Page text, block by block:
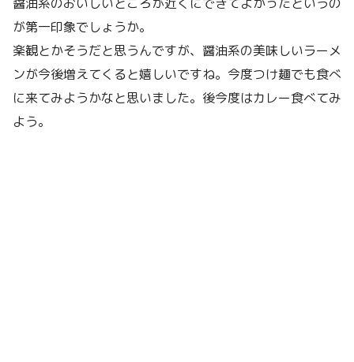
が第一印象でしょうか。
楽観とかそうだと思うんですが、醤油系の美味しいラーメ
ンが今後増えてくると嬉しいですね。今度つけ麺でも食べ
に来てみようかなと思いました。後今度はカレー食べてみ
よう。